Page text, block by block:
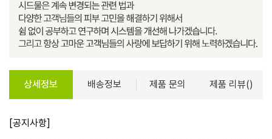
상세정보 배송정보 제품 문의 제품 리뷰()
[공지사항]